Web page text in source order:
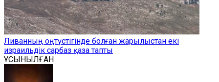
Ливанның оңтүстігінде болған жарылыстан екі
израильдік сарбаз қаза тапты
ҰСЫНЫЛҒАН